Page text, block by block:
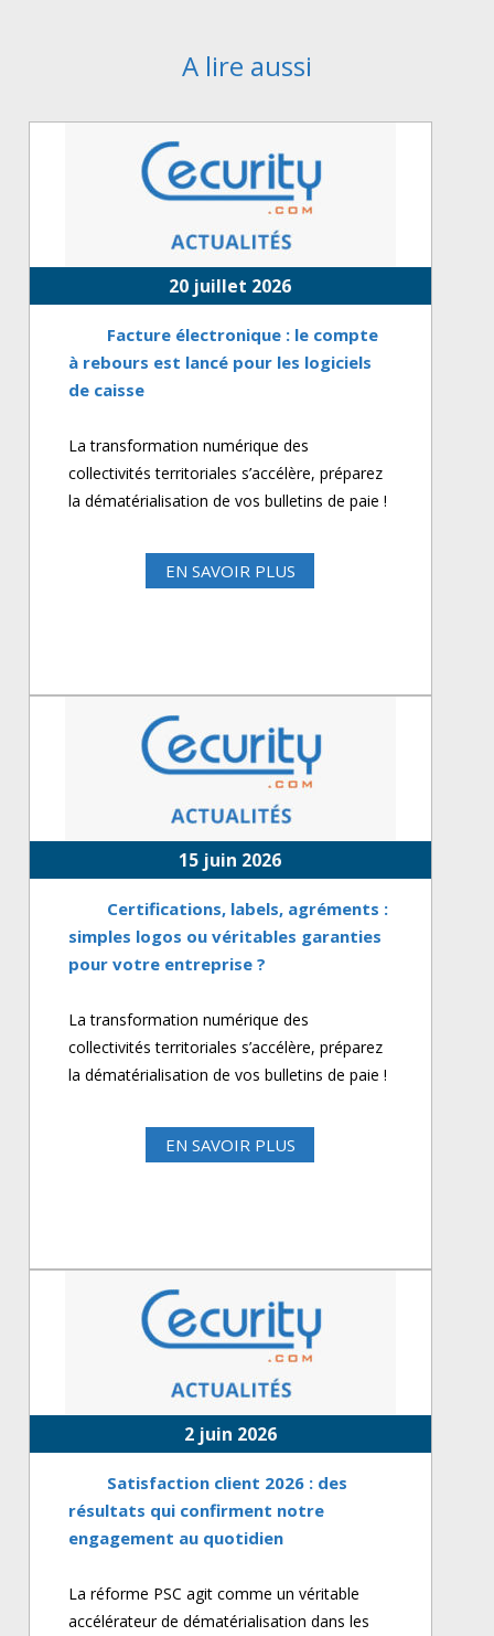
A lire aussi
20 juillet 2026
Facture électronique : le compte
à rebours est lancé pour les logiciels
de caisse
La transformation numérique des
collectivités territoriales s’accélère, préparez
la dématérialisation de vos bulletins de paie !
EN SAVOIR PLUS
15 juin 2026
Certifications, labels, agréments :
simples logos ou véritables garanties
pour votre entreprise ?
La transformation numérique des
collectivités territoriales s’accélère, préparez
la dématérialisation de vos bulletins de paie !
EN SAVOIR PLUS
2 juin 2026
Satisfaction client 2026 : des
résultats qui confirment notre
engagement au quotidien
La réforme PSC agit comme un véritable
accélérateur de dématérialisation dans les